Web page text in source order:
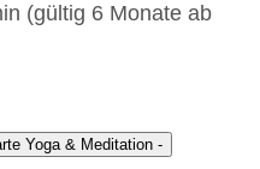
(gültig 6 Monate ab
Yoga & Meditation -